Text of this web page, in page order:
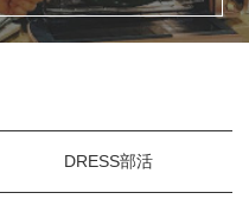
DRESS部活